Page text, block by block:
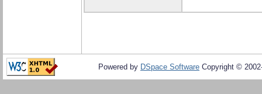
Powered by DSpace Software Copyright ©